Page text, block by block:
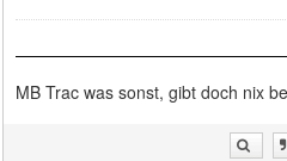
MB Trac was sonst, gibt doch nix